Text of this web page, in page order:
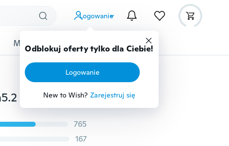
Logowanie
Odblokuj oferty tylko dla Ciebie!
Logowanie
New to Wish? Zarejestruj się
Moda Przybory dziecięce Więcej
Długi czas czuwania zestaw słuchawkowy Bluetooth5.2 bezprzewodowe słuchawki biznesowe sportowe słuchawki Bluetooth Hifi Mini słuchawki douszne z mikrofonem do telefonu z systemem Android IOS
765
167